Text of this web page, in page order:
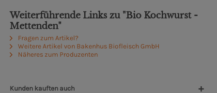
Weiterführende Links zu "Bio Kochwurst -
Mettenden"
Fragen zum Artikel?
Weitere Artikel von Bakenhus Biofleisch GmbH
Näheres zum Produzenten
Kunden kauften auch